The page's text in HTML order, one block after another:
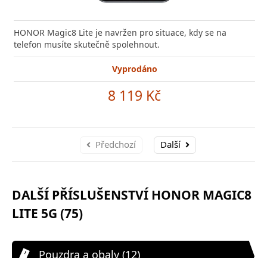
HONOR Magic8 Lite je navržen pro situace, kdy se na
telefon musíte skutečně spolehnout.
Vyprodáno
8 119 Kč
Předchozí Další
DALŠÍ PŘÍSLUŠENSTVÍ HONOR MAGIC8
LITE 5G (75)
Pouzdra a obaly (12)